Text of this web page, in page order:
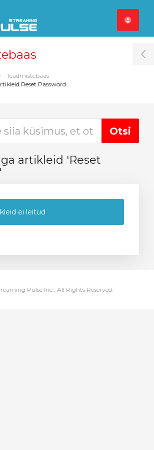
Teadmistebaas
Reset Password
artikleid 'Reset
ei leitud
Pulse Inc.. All Rights Reserved.